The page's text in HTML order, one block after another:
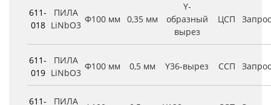
611-
018
ПИЛА
LiNbO3
Φ100 мм 0,35 мм
Y-
образный
вырез
ЦСП
611-
019
ПИЛА
LiNbO3
Φ100 мм 0,5 мм Y36-вырез ССП
611- ПИЛА